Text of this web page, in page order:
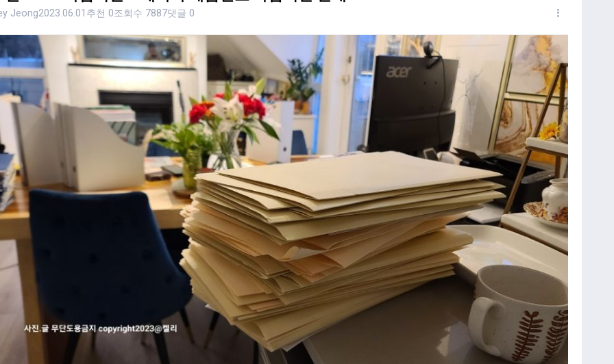
Jeong2023.06.01 추천 0조회수 7887댓글 0